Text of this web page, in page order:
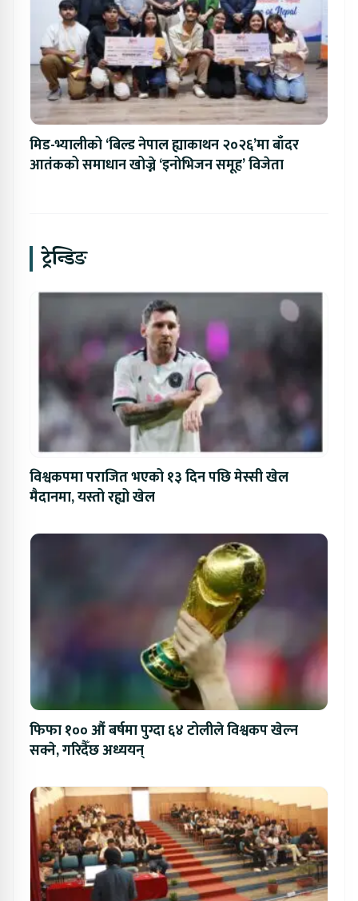
मिड-भ्यालीको ‘बिल्ड नेपाल ह्याकाथन २०२६’मा बाँदर
आतंकको समाधान खोज्ने ‘इनोभिजन समूह’ विजेता
ट्रेन्डिङ
विश्वकपमा पराजित भएको १३ दिन पछि मेस्सी खेल
मैदानमा, यस्तो रह्यो खेल
फिफा १०० औं बर्षमा पुग्दा ६४ टोलीले विश्वकप खेल्न
सक्ने, गरिदैँछ अध्ययन्